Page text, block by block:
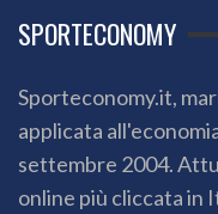
SPORTECONOMY
Sporteconomy.it,
applicata
settembre 2004.
online più cliccata in